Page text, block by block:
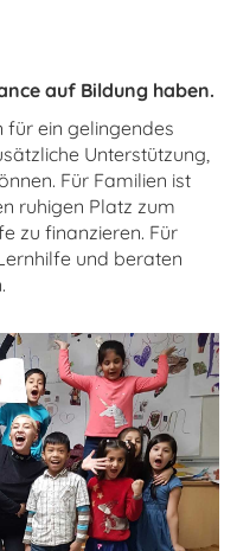
auf Bildung haben.
für ein gelingendes
Unterstützung,
Für Familien ist
ruhigen Platz zum
zu finanzieren. Für
und beraten